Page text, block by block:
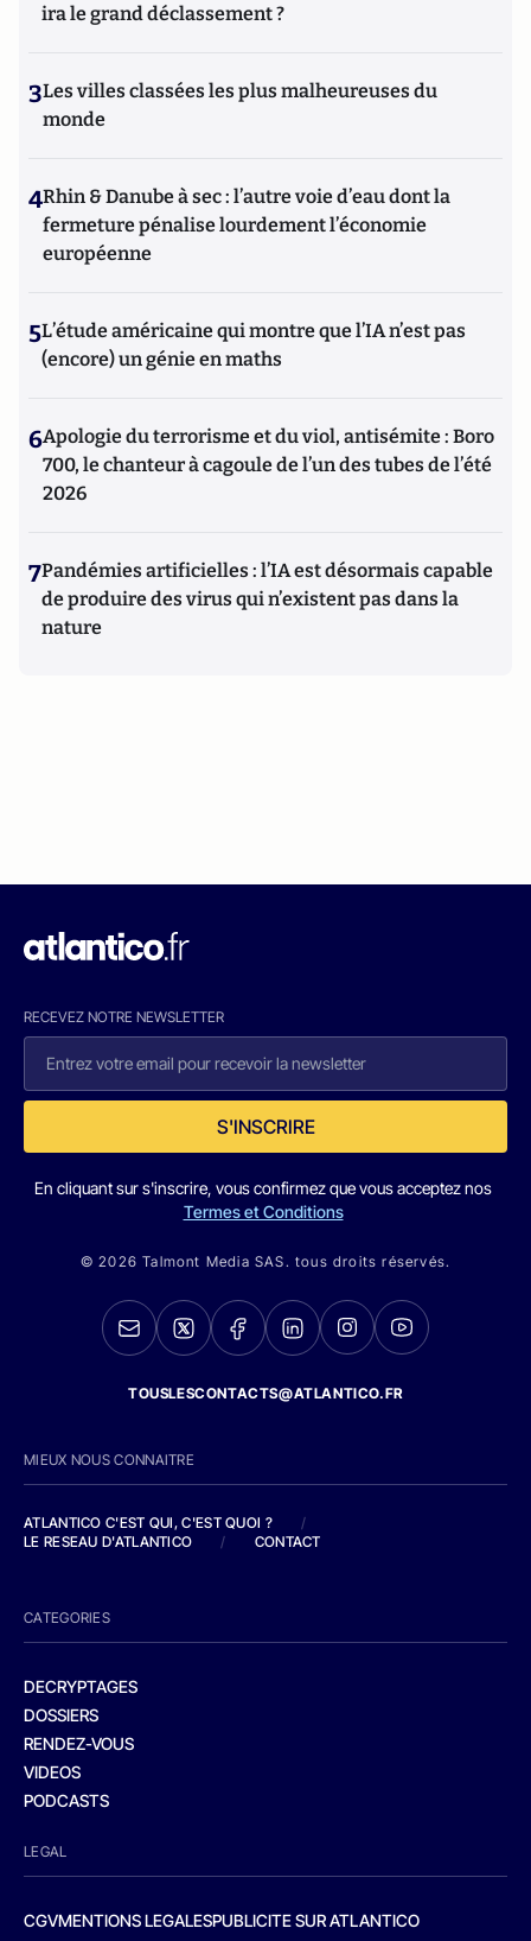
ira le grand déclassement ?
3Les villes classées les plus malheureuses du
monde
4Rhin & Danube à sec : l’autre voie d’eau dont la
fermeture pénalise lourdement l’économie
européenne
5L’étude américaine qui montre que l’IA n’est pas
(encore) un génie en maths
6Apologie du terrorisme et du viol, antisémite : Boro
700, le chanteur à cagoule de l’un des tubes de l’été
2026
7Pandémies artificielles : l’IA est désormais capable
de produire des virus qui n’existent pas dans la
nature
RECEVEZ NOTRE NEWSLETTER
S'INSCRIRE
En cliquant sur s'inscrire, vous confirmez que vous acceptez nos
Termes et Conditions
© 2026 Talmont Media SAS. tous droits réservés.
TOUSLESCONTACTS@ATLANTICO.FR
MIEUX NOUS CONNAITRE
ATLANTICO C'EST QUI, C'EST QUOI ?
/
LE RESEAU D'ATLANTICO
/ CONTACT
CATEGORIES
DECRYPTAGES
DOSSIERS
RENDEZ-VOUS
VIDEOS
PODCASTS
LEGAL
CGVMENTIONS LEGALESPUBLICITE SUR ATLANTICO